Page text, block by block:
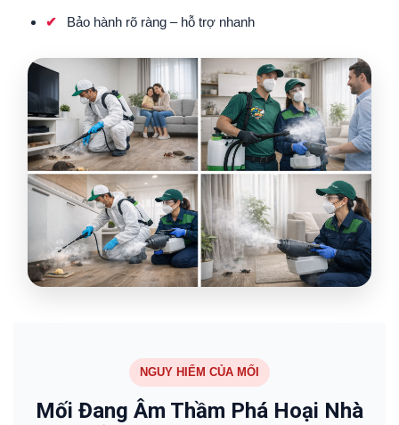
Bảo hành rõ ràng – hỗ trợ nhanh
NGUY HIỂM CỦA MỐI
Mối Đang Âm Thầm Phá Hoại Nhà